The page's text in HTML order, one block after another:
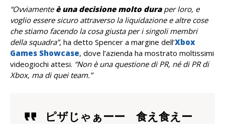
“Ovviamente è una decisione molto duraper loro, e
voglio essere sicuro attraverso la liquidazione e altre cose
che stiamo facendo la cosa giusta per i singoli membri
della squadra”, ha detto Spencer a margine dell’Xbox
Games Showcase, dove l’azienda ha mostrato moltissimi
videogiochi attesi. “Non è una questione di PR, né di PR di
Xbox, ma di quei team.”
ピザじゃぁーー 食え食えー